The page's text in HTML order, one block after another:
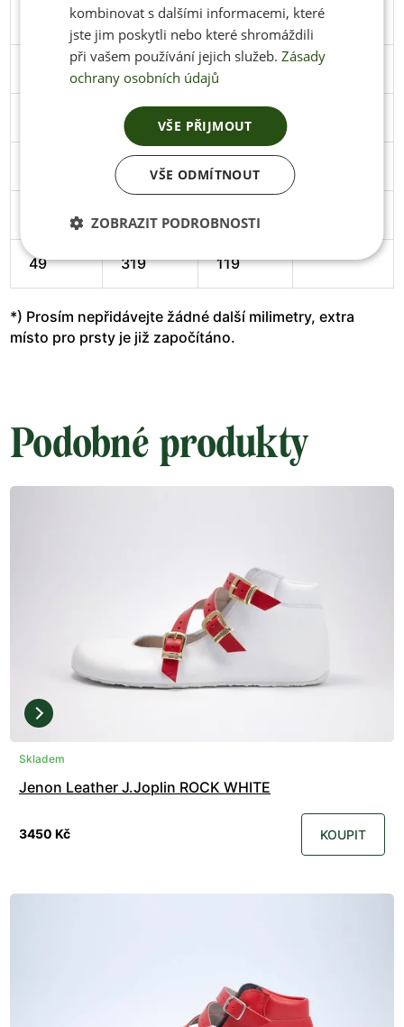
286 106 Stáhnout
291 106 Stáhnout
297 108
305 111
313 114
49 319 119
*) Prosím nepřidávejte žádné další milimetry, extra
místo pro prsty je již započítáno.
Podobné produkty
Skladem
Jenon Leather J.Joplin ROCK WHITE
3450 Kč KOUPIT
kombinovat s dalšími informacemi, které
jste jim poskytli nebo které shromáždili
při vašem používání jejich služeb. Zásady
ochrany osobních údajů
VŠE PŘIJMOUT
VŠE ODMÍTNOUT
ZOBRAZIT PODROBNOSTI